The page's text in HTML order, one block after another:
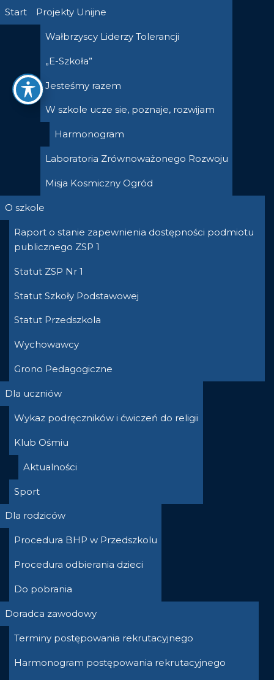
Przejdź
do
Start Projekty Unijne
Wałbrzyscy Liderzy Tolerancji
„E-Szkoła”
Jesteśmy razem
W szkole ucze sie, poznaje, rozwijam
Harmonogram
Laboratoria Zrównoważonego Rozwoju
Misja Kosmiczny Ogród
O szkole
Raport o stanie zapewnienia dostępności podmiotu
publicznego ZSP 1
Statut ZSP Nr 1
Statut Szkoły Podstawowej
Statut Przedszkola
Wychowawcy
Grono Pedagogiczne
Dla uczniów
Wykaz podręczników i ćwiczeń do religii
Klub Ośmiu
Aktualności
Sport
Dla rodziców
Procedura BHP w Przedszkolu
Procedura odbierania dzieci
Do pobrania
Doradca zawodowy
Terminy postępowania rekrutacyjnego
Harmonogram postępowania rekrutacyjnego